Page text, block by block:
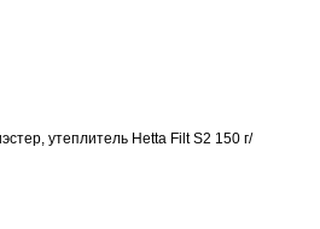
утеплитель Hetta Filt S2 150 г/